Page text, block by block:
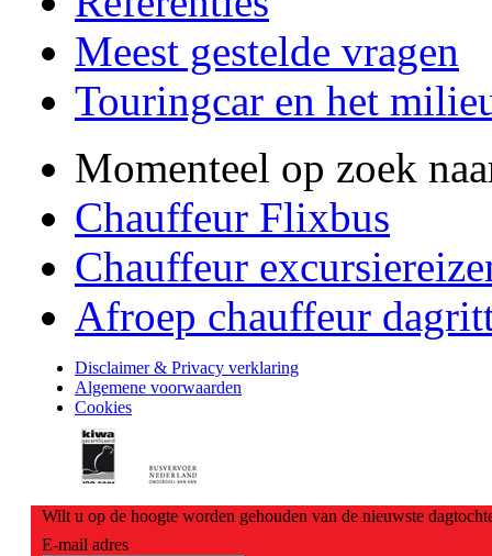
Meest gestelde vragen
Touringcar en het
Momenteel op zoek
Chauffeur Flixbus
Chauffeur
Afroep chauffeur
Disclaimer & Privacy verklaring
Algemene voorwaarden
Cookies
Wilt u op de hoogte worden gehouden van de nieuwste
E-mail adres